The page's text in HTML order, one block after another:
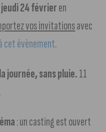
24 févrieren
vos invitationsavec
cet évènement.
sans pluie.11
: un casting est ouvert